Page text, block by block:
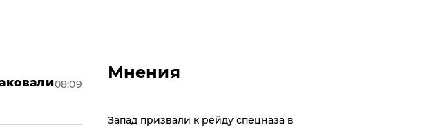
08:09
Мнения
Запад призвали к рейду спецназа в